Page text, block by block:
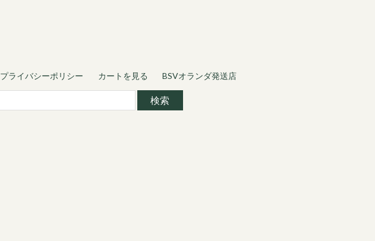
プライバシーポリシー カートを見る BSVオランダ発送店